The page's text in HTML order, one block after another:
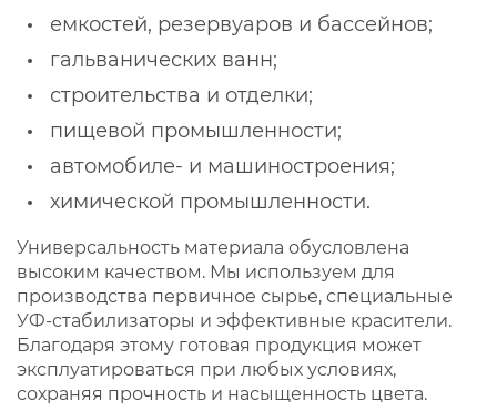
емкостей, резервуаров и бассейнов;
гальванических ванн;
строительства и отделки;
пищевой промышленности;
автомобиле- и машиностроения;
химической промышленности.
Универсальность материала обусловлена
высоким качеством. Мы используем для
производства первичное сырье, специальные
УФ-стабилизаторы и эффективные красители.
Благодаря этому готовая продукция может
эксплуатироваться при любых условиях,
сохраняя прочность и насыщенность цвета.